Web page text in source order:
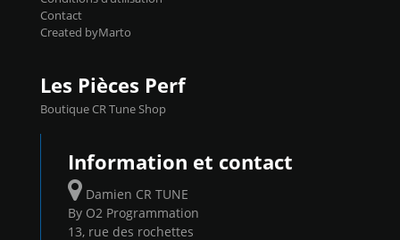
Contact
Created byMarto
Les Pièces Perf
Boutique CR Tune Shop
Information et contact
Damien CR TUNE
By O2 Programmation
13, rue des rochettes